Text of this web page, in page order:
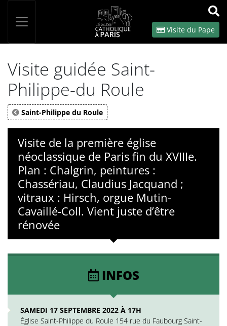
OK
Visite du Pape
Visite guidée Saint-
Philippe-du Roule
Saint-Philippe du Roule
Visite de la première église
néoclassique de Paris fin du XVIIIe.
Plan : Chalgrin, peintures :
Chassériau, Claudius Jacquand ;
vitraux : Hirsch, orgue Mutin-
Cavaillé-Coll. Vient juste d’être
rénovée
INFOS
SAMEDI 17 SEPTEMBRE 2022 À 17H
Église Saint-Philippe du Roule 154 rue du Faubourg Saint-
Panneau de gestion des cookies